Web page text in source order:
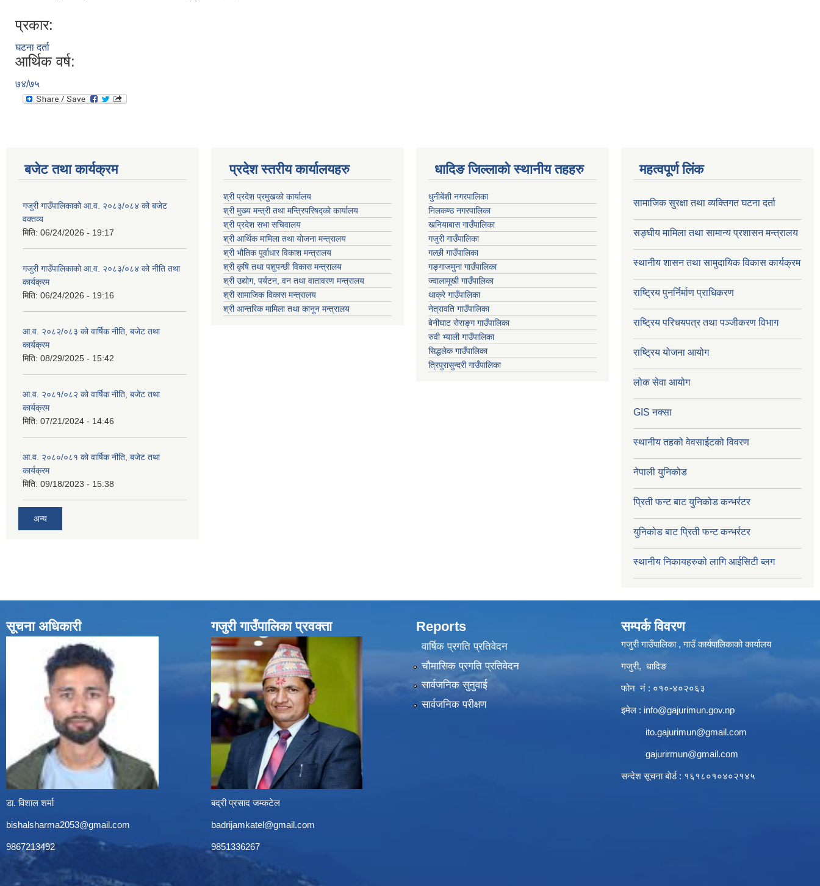
प्रकार:
घटना दर्ता
आर्थिक वर्ष:
७४/७५
बजेट तथा कार्यक्रम
गजुरी गाउँपालिकाको आ.व. २०८३/०८४ को बजेट
वक्तव्य
मिति: 06/24/2026 - 19:17
गजुरी गाउँपालिकाको आ.व. २०८३/०८४ को नीति तथा
कार्यक्रम
मिति: 06/24/2026 - 19:16
आ.व. २०८२/०८३ को वार्षिक नीति, बजेट तथा
कार्यक्रम
मिति: 08/29/2025 - 15:42
आ.व. २०८१/०८२ को वार्षिक नीति, बजेट तथा
कार्यक्रम
मिति: 07/21/2024 - 14:46
आ.व. २०८०/०८१ को वार्षिक नीति, बजेट तथा
कार्यक्रम
मिति: 09/18/2023 - 15:38
अन्य
प्रदेश स्तरीय कार्यालयहरु
श्री प्रदेश प्रमुखको कार्यालय
श्री मुख्य मन्त्री तथा मन्त्रिपरिषद्को कार्यालय
श्री प्रदेश सभा सचिवालय
श्री आर्थिक मामिला तथा योजना मन्त्रालय
श्री भौतिक पूर्वाधार विकाश मन्त्रालय
श्री कृषि तथा पशुपन्छी विकास मन्त्रालय
श्री उद्योग, पर्यटन, वन तथा वातावरण मन्त्रालय
श्री सामाजिक विकास मन्त्रालय
श्री आन्तरिक मामिला तथा कानून मन्त्रालय
धादिङ जिल्लाकाे स्थानीय तहहरु
धुनीबेंशी नगरपालिका
निलकण्ठ नगरपालिका
खनियाबास गाउँपालिका
गजुरी गाउँपालिका
गल्छी गाउँपालिका
गङ्गाजमुना गाउँपालिका
ज्वालामूखी गाउँपालिका
थाक्रे गाउँपालिका
नेत्रावति गाउँपालिका
बेनीघाट रोराङ्ग गाउँपालिका
रुवी भ्याली गाउँपालिका
सिद्धलेक गाउँपालिका
त्रिपुरासुन्दरी गाउँपालिका
महत्वपूर्ण लिंक
सामाजिक सुरक्षा तथा व्यक्तिगत घटना दर्ता
सङ्घीय मामिला तथा सामान्य प्रशासन मन्त्रालय
स्थानीय शासन तथा सामुदायिक विकास कार्यक्रम
राष्ट्रिय पुनर्निर्माण प्राधिकरण
राष्ट्रिय परिचयपत्र तथा पञ्जीकरण विभाग
राष्ट्रिय योजना आयोग
लोक सेवा आयोग
GIS नक्सा
स्थानीय तहको वेवसाईटको विवरण
नेपाली युनिकोड
प्रिती फन्ट बाट युनिकोड कन्भर्रटर
युनिकोड बाट प्रिती फन्ट कन्भर्रटर
स्थानीय निकायहरुको लागि आईसिटी ब्लग
सूचना अधिकारी
डा. विशाल शर्मा
bishalsharma2053@gmail.com
9867213492
गजुरी गाउँपालिका प्रवक्ता
बद्री प्रसाद जम्कटेल
badrijamkatel@gmail.com
9851336267
Reports
वार्षिक प्रगति प्रतिवेदन
चौमासिक प्रगति प्रतिवेदन
सार्वजनिक सुनुवाई
सार्वजनिक परीक्षण
सम्पर्क विवरण
गजुरी गाउँपालिका , गाउँ कार्यपालिकाको कार्यालय
गजुरी, धादिङ
फोन नं : ०१०-४०२०६३
इमेल : info@gajurimun.gov.np
ito.gajurimun@gmail.com
gajurirmun@gmail.com
सन्देश सूचना बोर्ड : १६१८०१०४०२१४५